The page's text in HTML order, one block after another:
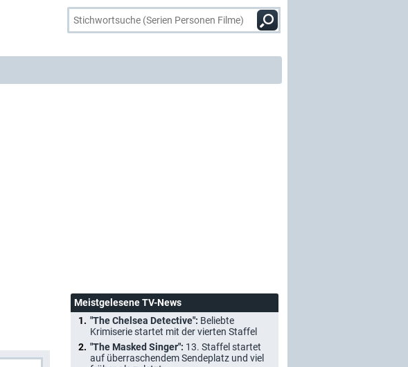
Meistgelesene TV-News
"The Chelsea Detective": Beliebte
Krimiserie startet mit der vierten Staffel
"The Masked Singer": 13. Staffel startet
auf überraschendem Sendeplatz und viel